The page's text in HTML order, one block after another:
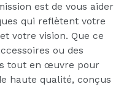
est de vous aider
qui reflètent votre
votre vision. Que ce
ou des
tout en œuvre pour
haute qualité, conçus